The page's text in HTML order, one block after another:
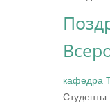
кафедра
Студенты